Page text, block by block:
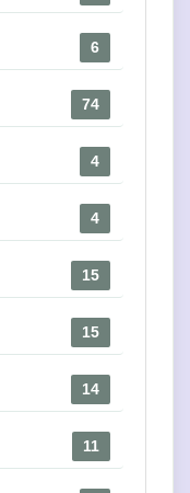
6
74
4
4
15
15
14
11